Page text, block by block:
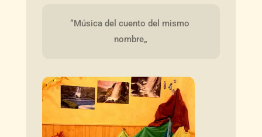
“Música del cuento del mismo
nombre„